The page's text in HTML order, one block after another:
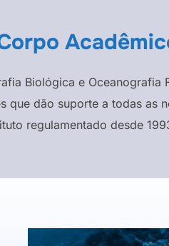
Biológica e
dão suporte a todas as
regulamentado desde